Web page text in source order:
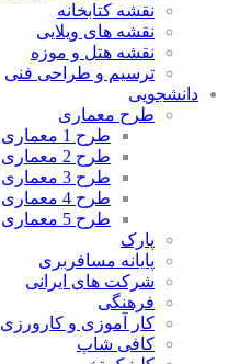
نقشه کتابخانه
نقشه های ویلایی
نقشه هتل و موزه
ترسیم و طراحی فنی
دانشجویی
طرح معماری
طرح 1 معماری
طرح 2 معماری
طرح 3 معماری
طرح 4 معماری
طرح 5 معماری
پارک
پایانه مسافربری
شرکت های ایرانی
فرهنگی
کار آموزی و کارورزی
کافی شاپ